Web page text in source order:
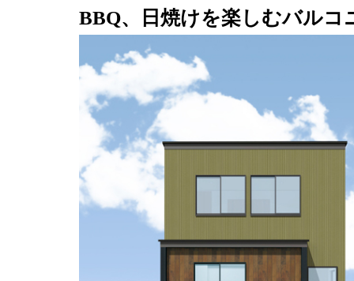
BBQ、日焼けを楽しむバルコ